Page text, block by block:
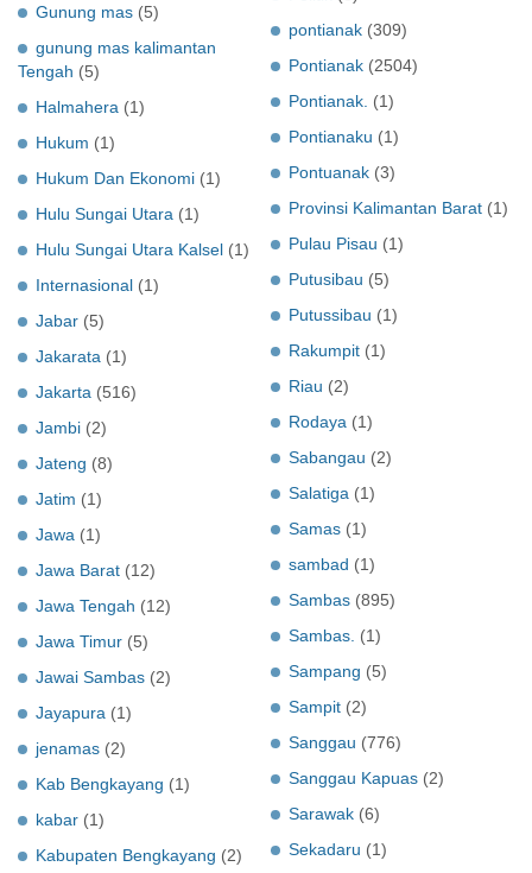
Gunung mas (5)
gunung mas kalimantan
Tengah (5)
Halmahera (1)
Hukum (1)
Hukum Dan Ekonomi (1)
Hulu Sungai Utara (1)
Hulu Sungai Utara Kalsel (1)
Internasional (1)
Jabar (5)
Jakarata (1)
Jakarta (516)
Jambi (2)
Jateng (8)
Jatim (1)
Jawa (1)
Jawa Barat (12)
Jawa Tengah (12)
Jawa Timur (5)
Jawai Sambas (2)
Jayapura (1)
jenamas (2)
Kab Bengkayang (1)
kabar (1)
Kabupaten Bengkayang (2)
pontianak (309)
Pontianak (2504)
Pontianak. (1)
Pontianaku (1)
Pontuanak (3)
Provinsi Kalimantan Barat (1)
Pulau Pisau (1)
Putusibau (5)
Putussibau (1)
Rakumpit (1)
Riau (2)
Rodaya (1)
Sabangau (2)
Salatiga (1)
Samas (1)
sambad (1)
Sambas (895)
Sambas. (1)
Sampang (5)
Sampit (2)
Sanggau (776)
Sanggau Kapuas (2)
Sarawak (6)
Sekadaru (1)